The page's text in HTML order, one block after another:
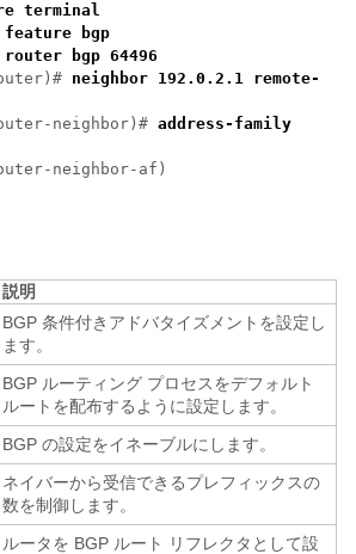
terminal
feature bgp
router bgp 64496
neighbor 192.0.2.1 remote-
neighbor)# address-family
neighbor-af)
説明
BGP 条件付きアドバタイズメントを設定し
ます。
BGP ルーティング プロセスをデフォルト
ルートを配布するように設定します。
BGP の設定をイネーブルにします。
ネイバーから受信できるプレフィックスの
数を制御します。
ルータを BGP ルート リフレクタとして設